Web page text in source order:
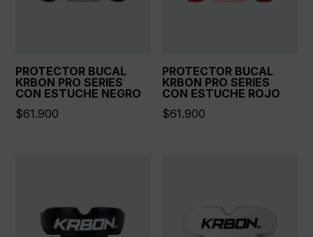
PROTECTOR BUCAL
KRBON PRO SERIES
CON ESTUCHE NEGRO
$61.900
PROTECTOR BUCAL
KRBON PRO SERIES
CON ESTUCHE ROJO
$61.900